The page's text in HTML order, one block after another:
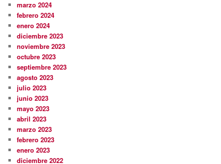
marzo 2024
febrero 2024
enero 2024
diciembre 2023
noviembre 2023
octubre 2023
septiembre 2023
agosto 2023
julio 2023
junio 2023
mayo 2023
abril 2023
marzo 2023
febrero 2023
enero 2023
diciembre 2022